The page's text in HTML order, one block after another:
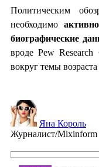
Политическим
необходимо
биографические
вроде Pew Research
вокруг темы возраста
Яна Король
Журналист/Mixinform